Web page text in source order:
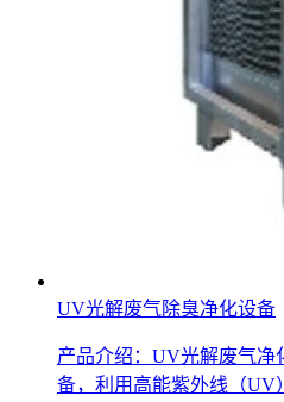
UV光解废气除臭净化设备
产品介绍：UV光解废气净
备，利用高能紫外线（UV